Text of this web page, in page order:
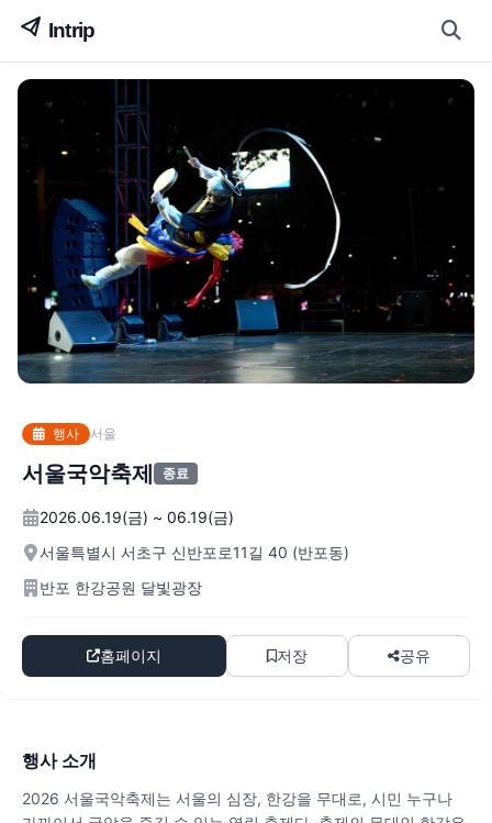
행사 서울
서울국악축제 종료
2026.06.19(금) ~ 06.19(금)
서울특별시 서초구 신반포로11길 40 (반포동)
반포 한강공원 달빛광장
홈페이지 저장 공유
행사 소개
2026 서울국악축제는 서울의 심장, 한강을 무대로, 시민 누구나